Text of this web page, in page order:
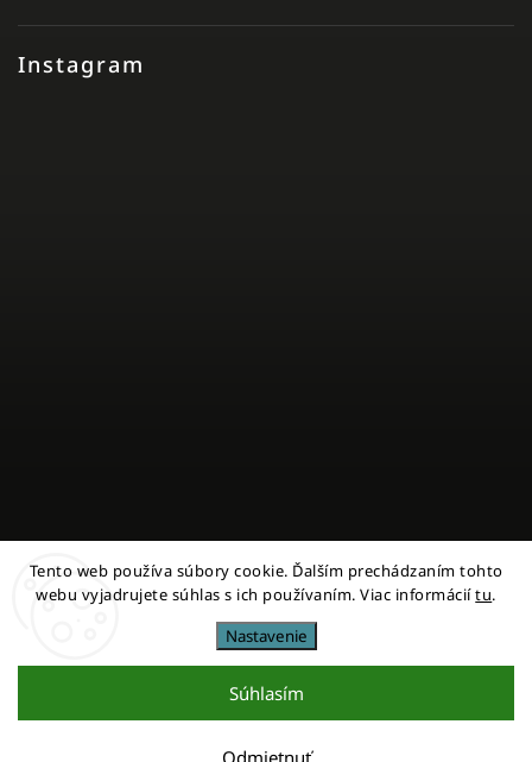
Tento web používa súbory cookie. Ďalším prechádzaním tohto
webu vyjadrujete súhlas s ich používaním. Viac informáciítu.
Nastavenie
Odmietnuť
Súhlasím
Instagram
Sledovať na Instagrame
Copyright 2026miestni. Všetky práva vyhradené.
Upraviť nastavenie cookies